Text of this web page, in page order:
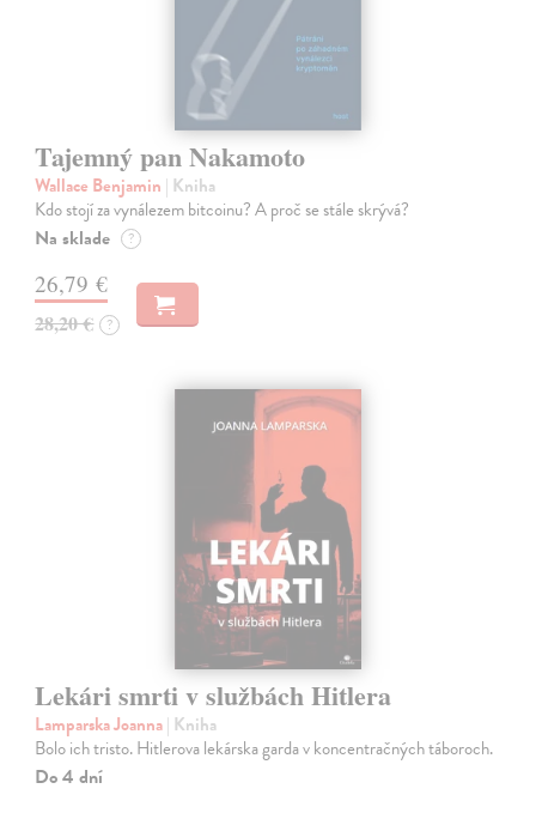
Tajemný pan Nakamoto
Wallace Benjamin | Kniha
Kdo stojí za vynálezem bitcoinu? A proč se stále skrývá?
Na sklade ?
26,79 €
28,20 € ?
Lekári smrti v službách Hitlera
Lamparska Joanna| Kniha
Bolo ich tristo. Hitlerova lekárska garda v koncentračných táboroch.
Do 4 dní